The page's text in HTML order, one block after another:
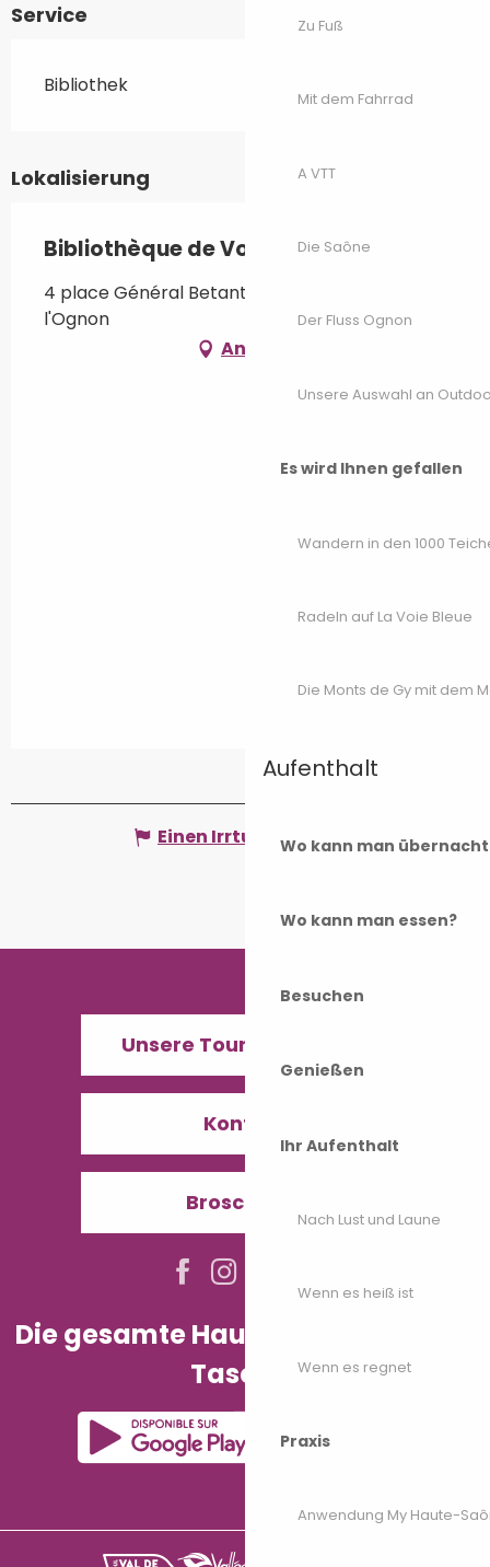
Zu Fuß
Mit dem Fahrrad
A VTT
Die Saône
Der Fluss Ognon
Unsere Auswahl an
Es wird Ihnen gefallen
Wandern in den 1000
Radeln auf La Voie Bleue
Die Monts de Gy mit dem
Aufenthalt
Wo kann man
Wo kann man essen?
Besuchen
Genießen
Ihr Aufenthalt
Nach Lust und Laune
Wenn es heiß ist
Wenn es regnet
Praxis
Anwendung My Haute-
Service
Bibliothek
Lokalisierung
Bibliothèque de Voray sur l'Ognon
4 place Général Betant, 70190 Voray-sur-
l'Ognon
Anfahrt
Einen Irrtum angeben
Unsere Tourismusbüros
Kontakt
Broschüren
Die gesamte Haute-Saône in Ihrer
Tasche!